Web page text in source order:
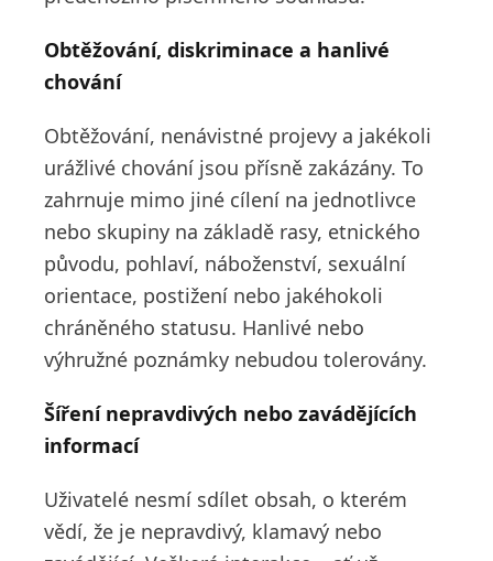
Obtěžování, diskriminace a hanlivé
chování
Obtěžování, nenávistné projevy a jakékoli
urážlivé chování jsou přísně zakázány. To
zahrnuje mimo jiné cílení na jednotlivce
nebo skupiny na základě rasy, etnického
původu, pohlaví, náboženství, sexuální
orientace, postižení nebo jakéhokoli
chráněného statusu. Hanlivé nebo
výhružné poznámky nebudou tolerovány.
Šíření nepravdivých nebo zavádějících
informací
Uživatelé nesmí sdílet obsah, o kterém
vědí, že je nepravdivý, klamavý nebo